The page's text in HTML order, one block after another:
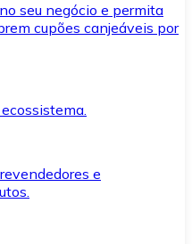
seu negócio e permita
cupões canjeáveis por
e